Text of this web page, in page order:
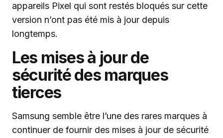
appareils Pixel qui sont restés bloqués sur cette
version n’ont pas été mis à jour depuis
longtemps.
Les mises à jour de
sécurité des marques
tierces
Samsung semble être l’une des rares marques à
continuer de fournir des mises à jour de sécurité